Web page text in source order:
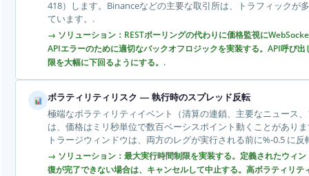
418）します。Binanceなどの主要な取引所は、トラフィックが
ています。.
→ ソリューション：RESTポーリングの代わりに価格監視に
APIエラーのために適切なバックオフロジックを実装する。API呼び
限を大幅に下回るようにする。.
ボラティリティリスク — 執行時のスプレッド反転
極端なボラティリティイベント（清算の連鎖、主要なニュース
は、価格はミリ秒単位で数百ベーシスポイント動くことがあり
トラージウィンドウは、両方のレグが実行される前に%-0.5 に
→ ソリューション：最大実行時間制限を実装する。定義されたウィ
復が完了できない場合は、キャンセルして中止する。高ボラティリ